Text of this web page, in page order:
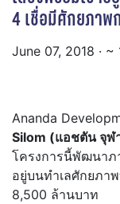
4 เชื่อมีศักยภาพ
June 07, 2018 · ~
Ananda
Silom (แอชตัน จุฬ
โครงการนี้พัฒนาภ
อยู่บนทำเลศักยภา
8,500 ล้านบาท